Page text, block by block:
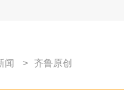
闻 > 齐鲁原创